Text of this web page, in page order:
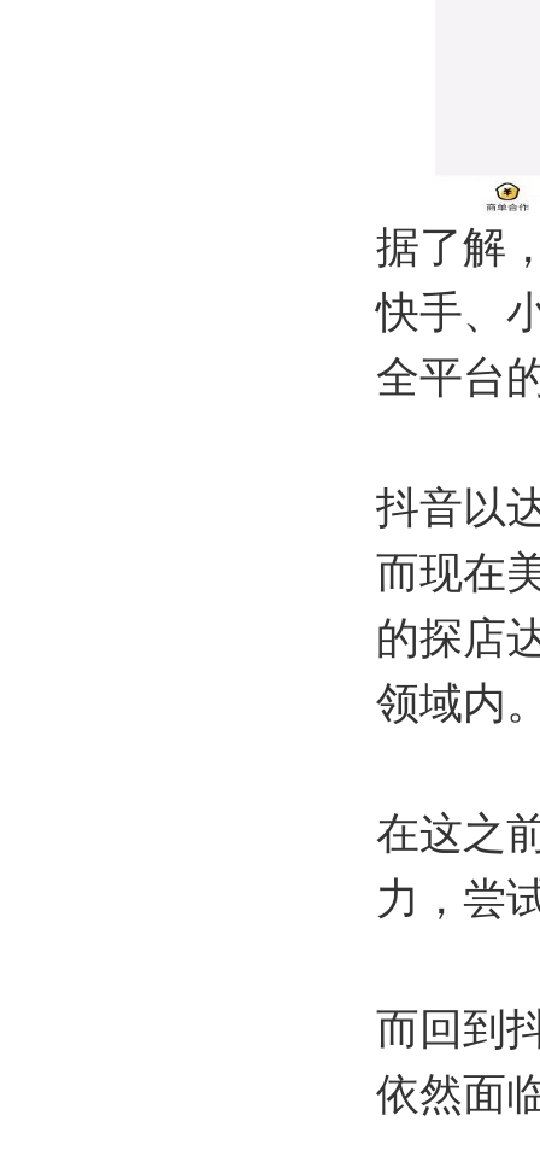
据了解
快手、
全平台
抖音以
而现在
的探店
领域内
在这之
力，尝
而回到
依然面